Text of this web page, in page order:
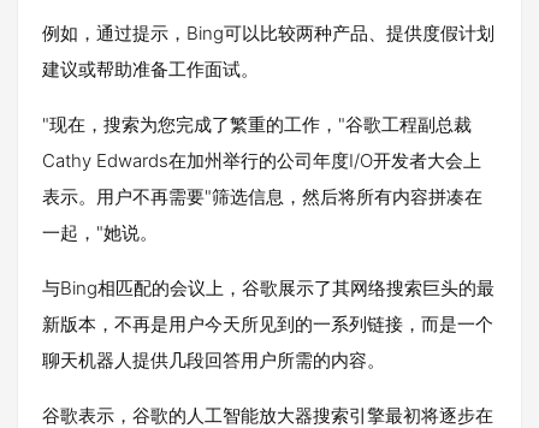
例如，通过提示，Bing可以比较两种产品、提供度假计划
建议或帮助准备工作面试。
"现在，搜索为您完成了繁重的工作，"谷歌工程副总裁
Cathy Edwards在加州举行的公司年度I/O开发者大会上
表示。用户不再需要"筛选信息，然后将所有内容拼凑在
一起，"她说。
与Bing相匹配的会议上，谷歌展示了其网络搜索巨头的最
新版本，不再是用户今天所见到的一系列链接，而是一个
聊天机器人提供几段回答用户所需的内容。
谷歌表示，谷歌的人工智能放大器搜索引擎最初将逐步在